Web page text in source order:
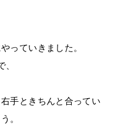
っていきました。
手ときちんと合ってい
。